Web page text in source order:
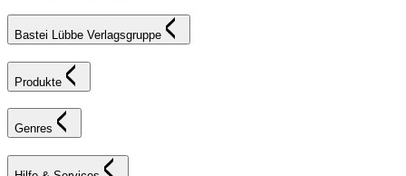
Bastei Lübbe Verlagsgruppe
Produkte
Genres